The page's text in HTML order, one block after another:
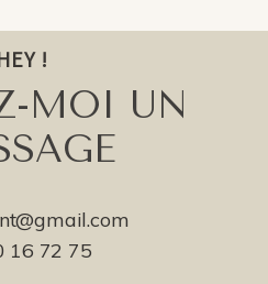
!
MOI UN
16 72 75